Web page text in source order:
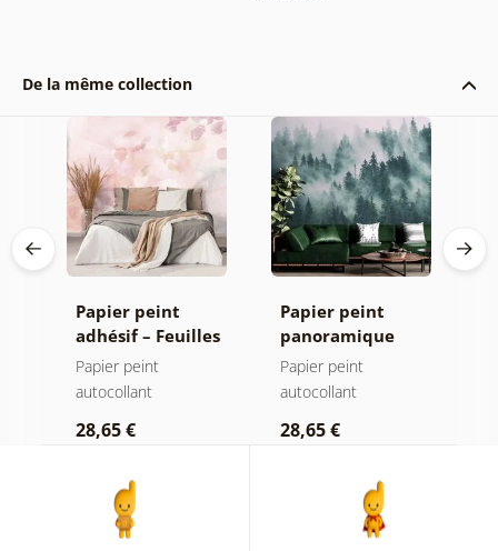
De la même collection
Papier peint
adhésif – Feuilles
avec teinte
pastel
Papier peint
autocollant
28,65 €
Papier peint
panoramique
autocollant –
Forêt dans le
Papier peint
autocollant
28,65 €